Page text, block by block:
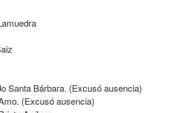
Santa Bárbara. (Excusó ausencia)
(Excusó ausencia)